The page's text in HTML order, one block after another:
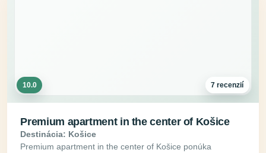
10.0 7 recenzií
Premium apartment in the center of Košice
Destinácia: Košice
Premium apartment in the center of Košice ponúka